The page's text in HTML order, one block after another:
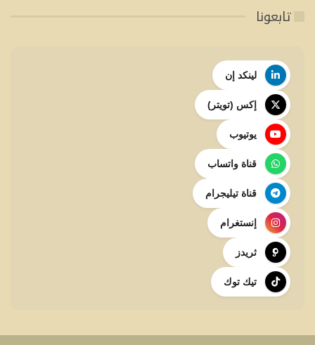
تابعونا
لينكد إن
إكس (تويتر)
يوتيوب
قناة واتساب
قناة تيليجرام
إنستغرام
ثريدز
تيك توك